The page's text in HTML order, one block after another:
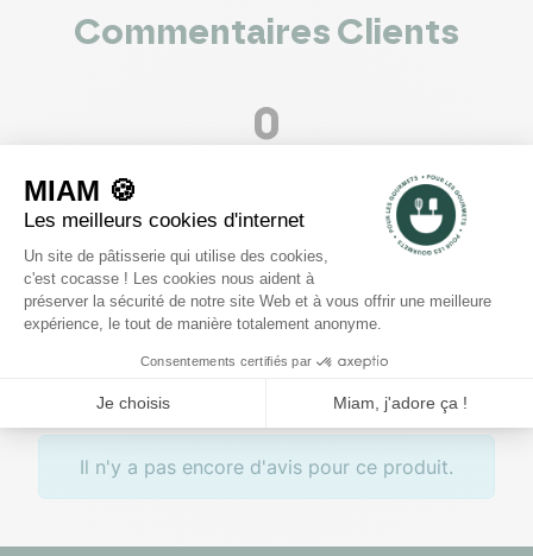
Commentaires Clients
0
5
3
2
1
Rédiger un avis
Il n'y a pas encore d'avis pour ce produit.